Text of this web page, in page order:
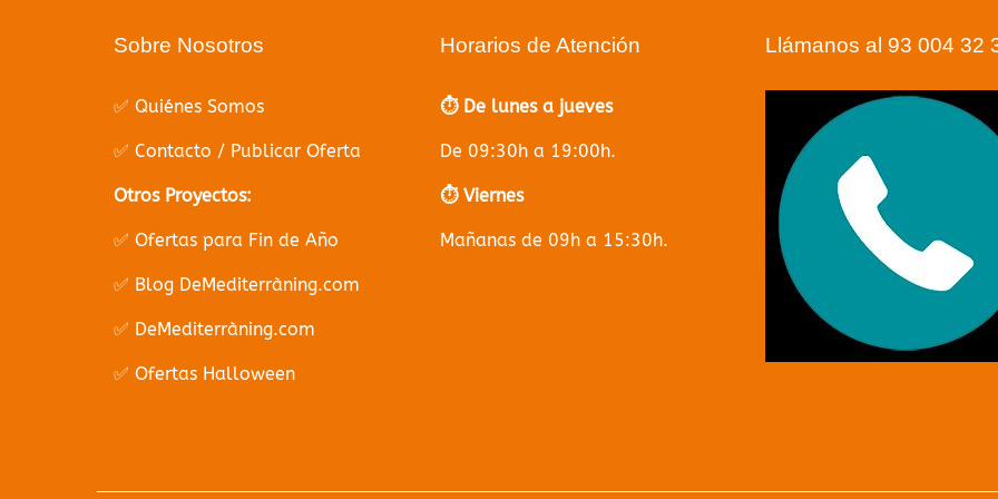
Sobre Nosotros
✅ Quiénes Somos
✅ Contacto / Publicar Oferta
Otros Proyectos:
✅ Ofertas para Fin de Año
✅ Blog DeMediterràning.com
✅ DeMediterràning.com
✅ Ofertas Halloween
Horarios de Atención
⏱️ De lunes a jueves
De 09:30h a 19:00h.
⏱️ Viernes
Mañanas de 09h a 15:30h.
Llámanos al 93 004 32